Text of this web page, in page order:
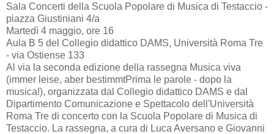
Sala Concerti della Scuola Popolare di Musica di Testaccio -
piazza Giustiniani 4/a
Martedì 4 maggio, ore 16
Aula B 5 del Collegio didattico DAMS, Università Roma Tre
- via Ostiense 133
Al via la seconda edizione della rassegna Musica viva
(immer leise, aber bestimmtPrima le parole - dopo la
musica!), organizzata dal Collegio didattico DAMS e dal
Dipartimento Comunicazione e Spettacolo dell'Università
Roma Tre di concerto con la Scuola Popolare di Musica di
Testaccio. La rassegna, a cura di Luca Aversano e Giovanni